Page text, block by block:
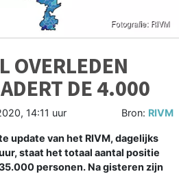
OVERLEDEN
DE 4.000
14:11 uur Bron: RIVM
update van het RIVM, dagelijks
staat het totaal aantal positie
personen. Na gisteren zijn